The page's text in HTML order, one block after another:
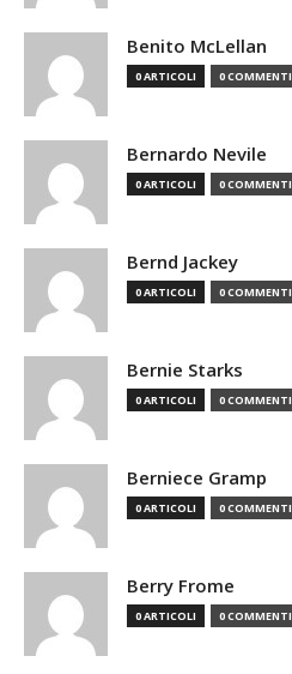
Benito McLellan
0 ARTICOLI 0 COMMENTI
Bernardo Nevile
0 ARTICOLI 0 COMMENTI
Bernd Jackey
0 ARTICOLI 0 COMMENTI
Bernie Starks
0 ARTICOLI 0 COMMENTI
Berniece Gramp
0 ARTICOLI 0 COMMENTI
Berry Frome
0 ARTICOLI 0 COMMENTI